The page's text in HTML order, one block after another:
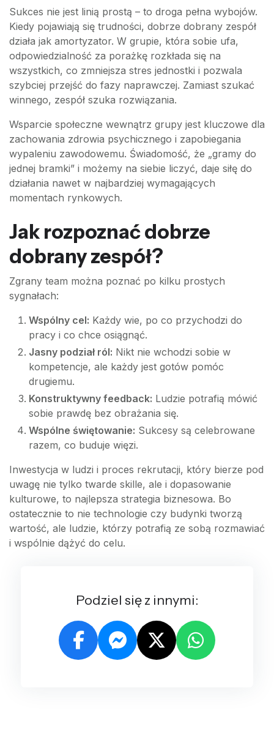
Sukces nie jest linią prostą – to droga pełna wybojów.
Kiedy pojawiają się trudności, dobrze dobrany zespół
działa jak amortyzator. W grupie, która sobie ufa,
odpowiedzialność za porażkę rozkłada się na
wszystkich, co zmniejsza stres jednostki i pozwala
szybciej przejść do fazy naprawczej. Zamiast szukać
winnego, zespół szuka rozwiązania.
Wsparcie społeczne wewnątrz grupy jest kluczowe dla
zachowania zdrowia psychicznego i zapobiegania
wypaleniu zawodowemu. Świadomość, że „gramy do
jednej bramki” i możemy na siebie liczyć, daje siłę do
działania nawet w najbardziej wymagających
momentach rynkowych.
Jak rozpoznać dobrze
dobrany zespół?
Zgrany team można poznać po kilku prostych
sygnałach:
Wspólny cel: Każdy wie, po co przychodzi do
pracy i co chce osiągnąć.
Jasny podział ról: Nikt nie wchodzi sobie w
kompetencje, ale każdy jest gotów pomóc
drugiemu.
Konstruktywny feedback: Ludzie potrafią mówić
sobie prawdę bez obrażania się.
Wspólne świętowanie: Sukcesy są celebrowane
razem, co buduje więzi.
Inwestycja w ludzi i proces rekrutacji, który bierze pod
uwagę nie tylko twarde skille, ale i dopasowanie
kulturowe, to najlepsza strategia biznesowa. Bo
ostatecznie to nie technologie czy budynki tworzą
wartość, ale ludzie, którzy potrafią ze sobą rozmawiać
i wspólnie dążyć do celu.
Podziel się z innymi: